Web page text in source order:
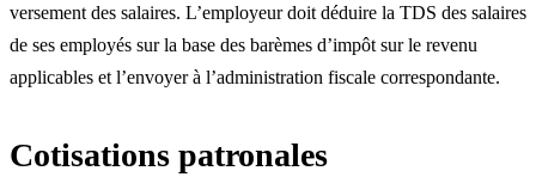
versement des salaires. L’employeur doit déduire la TDS des salaires
de ses employés sur la base des barèmes d’impôt sur le revenu
applicables et l’envoyer à l’administration fiscale correspondante.
Cotisations patronales